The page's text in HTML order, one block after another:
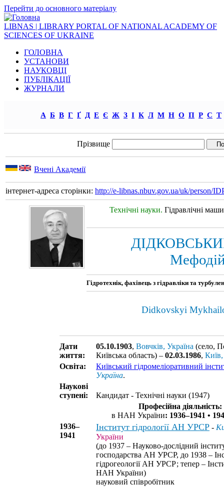
Перейти до основного матеріалу
LIBNAS | LIBRARY PORTAL OF NATIONAL ACADEMY OF
SCIENCES OF UKRAINE
ГОЛОВНА
УСТАНОВИ
НАУКОВЦІ
ПУБЛІКАЦІЇ
ЖУРНАЛИ
А Б В Г Ґ Д Е Є Ж З І К Л М Н О П Р С Т
Прізвище
Вчені Академії
інтернет-адреса сторінки: http://e-libnas.nbuv.gov.ua/uk/person/
Технічні науки. Гідравлічні
Гідротехнік, фахівець з гідравліки та
Didkovskyi
Дати
життя:
05.10.1903, Вовчків, Україна (село,
Київська область) – 02.03.1986,
Освіта:
Київський гідромеліоративний
Україна.
Наукові
ступені:
Кандидат - Технічні науки (1947)
Професійна діяльність:
в НАН України: 1936–1941 •
1936–
1941
Інститут гідрології АН УРСР -
України
(до 1937 – Науково-дослідний
господарства АН УРСР, до 1938 –
гідрогеології АН УРСР; тепер –
НАН України)
науковий співробітник